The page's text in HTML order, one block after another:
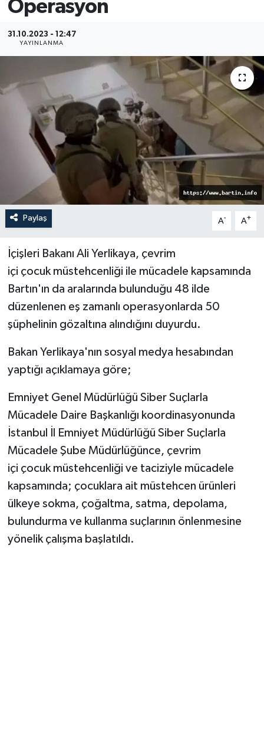
Operasyon
31.10.2023 - 12:47
YAYINLANMA
Paylaş A- A+
İçişleri Bakanı Ali Yerlikaya, çevrim
içi çocuk müstehcenliği ile mücadele kapsamında
Bartın'ın da aralarında bulunduğu 48 ilde
düzenlenen eş zamanlı operasyonlarda 50
şüphelinin gözaltına alındığını duyurdu.
Bakan Yerlikaya'nın sosyal medya hesabından
yaptığı açıklamaya göre;
Emniyet Genel Müdürlüğü Siber Suçlarla
Mücadele Daire Başkanlığı koordinasyonunda
İstanbul İl Emniyet Müdürlüğü Siber Suçlarla
Mücadele Şube Müdürlüğünce, çevrim
içi çocuk müstehcenliği ve taciziyle mücadele
kapsamında; çocuklara ait müstehcen ürünleri
ülkeye sokma, çoğaltma, satma, depolama,
bulundurma ve kullanma suçlarının önlenmesine
yönelik çalışma başlatıldı.
Sivil Toplum
Siyaset
Spor
Yerel Yönetimler
DÜNYA
YEREL